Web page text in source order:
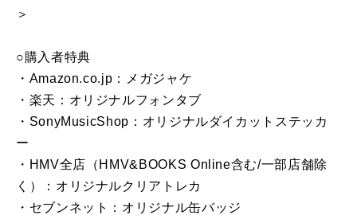
＞
○購入者特典
・Amazon.co.jp：メガジャケ
・楽天：オリジナルフォンタブ
・SonyMusicShop：オリジナルダイカットステッカ
ー
・HMV全店（HMV&BOOKS Online含む/一部店舗除
く）：オリジナルクリアトレカ
・セブンネット：オリジナル缶バッジ